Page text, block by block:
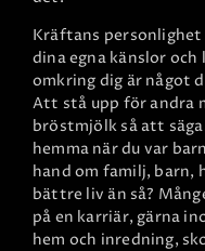
Kräftans personlighet
dina egna känslor
omkring dig är något
Att stå upp för andra
bröstmjölk så att
hemma när du var
hand om familj, barn,
bättre liv än så?
på en karriär, gärna
hem och inredning,